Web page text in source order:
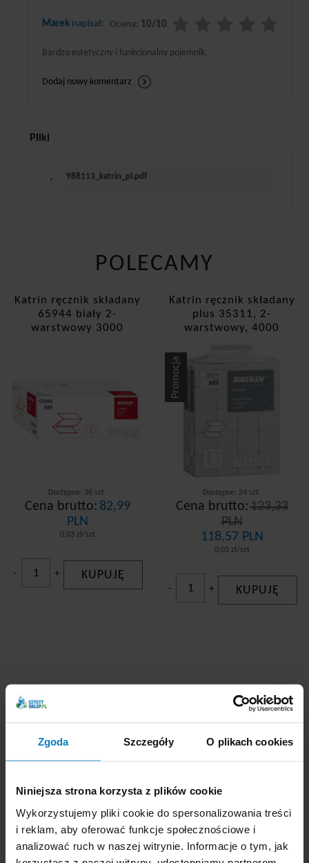
Zgoda Szczegóły O plikach cookies
Niniejsza strona korzysta z plików cookie
Wykorzystujemy pliki cookie do spersonalizowania treści
i reklam, aby oferować funkcje społecznościowe i
analizować ruch w naszej witrynie. Informacje o tym, jak
Marek napisał: Ocena: 10/10
Bardzo estetyczny i funkcjonalny pojemnik.
Dodaj nowy komentarz
Pliki
988113_katrin_pl.pdf
POLECAMY
Katrin ręcznik składany
65944 biały 2-
warstwowy 3000
Dostępne: 36 szt.
Cena brutto: 82,99
PLN
0,03 zł/szt
- + KUPUJĘ
Katrin ręcznik składany
plus 35311, 2-
warstwowy, 4000
Dostępne: 24 szt.
Cena brutto: 123,33
PLN
118,57 PLN
0,03 zł/szt
Promocja
- + KUPUJĘ
362200 niebieski 1-
35298, 2-warstwowy,